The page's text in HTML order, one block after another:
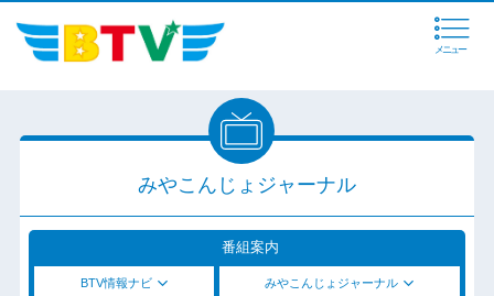
メニュー
みやこんじょジャーナル
番組案内
BTV情報ナビ みやこんじょジャーナル